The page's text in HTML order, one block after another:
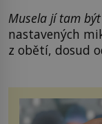
Musela jí tam
nastavených
z obětí, dosud